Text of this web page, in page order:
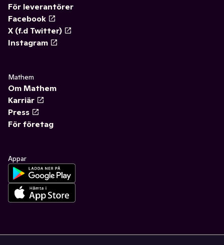
För leverantörer
Facebook
X (f.d Twitter)
Instagram
Mathem
Om Mathem
Karriär
Press
För företag
Appar